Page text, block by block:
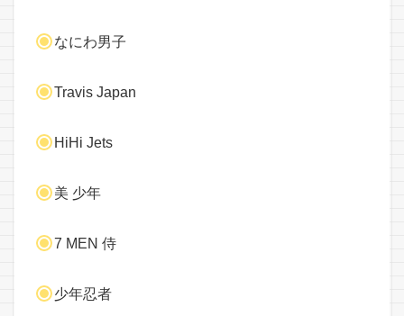
なにわ男子
Travis Japan
HiHi Jets
美 少年
7 MEN 侍
少年忍者